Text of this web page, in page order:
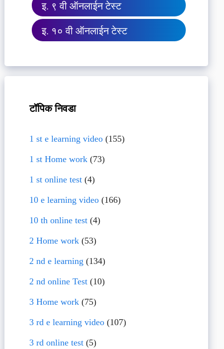
इ. ९ वी ऑनलाईन टेस्ट
इ. १० वी ऑनलाईन टेस्ट
टॉपिक निवडा
1 st e learning video(155)
1 st Home work(73)
1 st online test(4)
10 e learning video(166)
10 th online test(4)
2 Home work(53)
2 nd e learning (134)
2 nd online Test(10)
3 Home work(75)
3 rd e learning video(107)
3 rd online test(5)